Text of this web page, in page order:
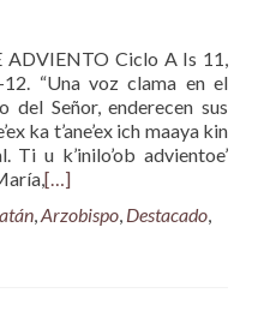
Ciclo A Is 11,
“Una voz clama en el
del Señor, enderecen sus
ka t’ane’ex ich maaya kin
Ti u k’inilo’ob advientoe’
[…]
,Arzobispo, Destacado,